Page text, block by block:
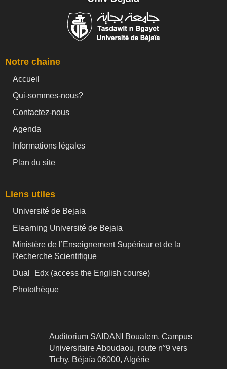
Notre chaine
Accueil
Qui-sommes-nous?
Contactez-nous
Agenda
Informations légales
Plan du site
Liens utiles
Université de Bejaia
Elearning Université de Bejaia
Ministère de l’Enseignement Supérieur et de la
Recherche Scientifique
Dual_Edx (access the English course)
Photothèque
Auditorium SAIDANI Boualem, Campus
Universitaire Aboudaou, route n°9 vers
Tichy, Béjaïa 06000, Algérie